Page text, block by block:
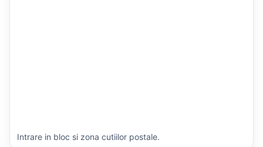
Intrare in bloc si zona cutiilor postale.